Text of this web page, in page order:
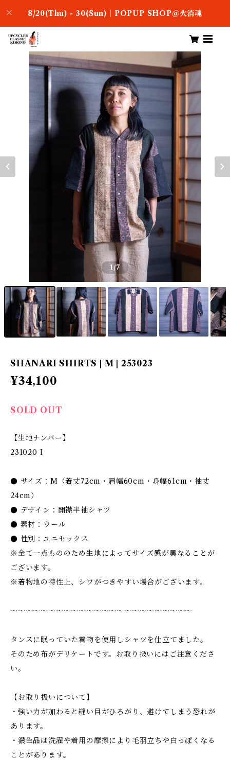
8/20(Thu) - 30(Sun)｜POPUP SHOP＠火消魂
1/7
SHANARI SHIRTS | M | 253023
¥34,100
SOLD OUT
【生地ナンバー】
231020 I
● サイズ：M（着丈72cm・肩幅60cm・身幅61cm・袖丈
24cm）
● デザイン：開襟半袖シャツ
● 素材：ウール
● 性別：ユニセックス
※全て一点もののため生地によってサイズ感が異なることが
ございます。
※着物地の特性上、シワがつきやすい場合がございます。
〜〜〜〜〜〜〜〜〜〜〜〜〜〜〜〜〜〜〜〜〜〜〜〜
タンスに眠っていた着物を使用しシャツを仕立てました。
そのため布がデリケートです。お取り扱いにはご注意くださ
い。
【お取り扱いについて】
・強い力が加わると縫い目がひろがり、避けてしまう恐れが
あります。
・濃色品は洗濯や着用の摩擦により毛羽立ちや白っぽくなる
ことがあります。